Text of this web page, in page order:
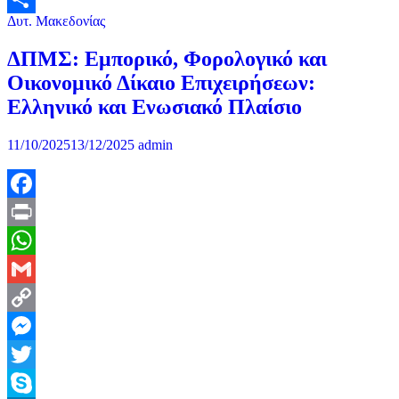
Μοιραστείτε
Δυτ. Μακεδονίας
ΔΠΜΣ: Εμπορικό, Φορολογικό και
Οικονομικό Δίκαιο Επιχειρήσεων:
Ελληνικό και Ενωσιακό Πλαίσιο
11/10/202513/12/2025 admin
Facebook
Print
WhatsApp
Gmail
Copy
Link
Messenger
Twitter